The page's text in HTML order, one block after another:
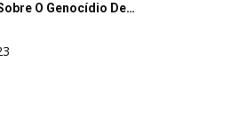
O Genocídio De…